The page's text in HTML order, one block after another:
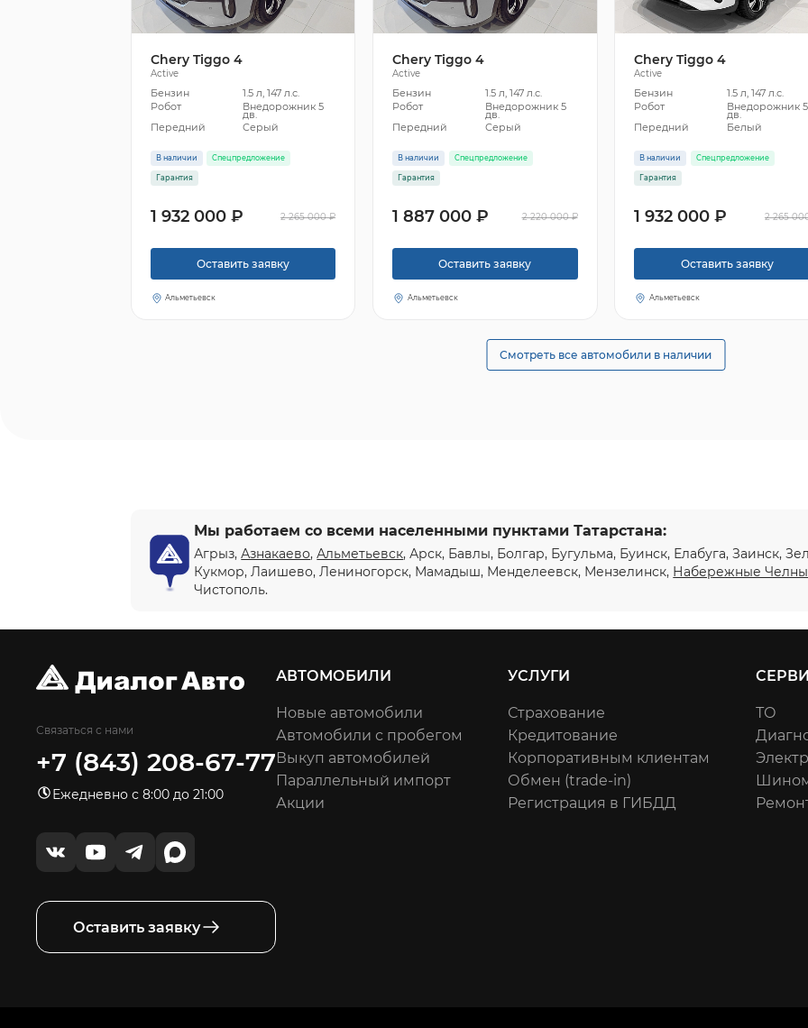
Chery Tiggo 4
Active
Бензин
1.5 л, 147 л.с.
Робот
Внедорожник 5
дв.
Передний
Серый
В наличии Спецпредложение
Гарантия
1 932 000 ₽ 2 265 000 ₽
Оставить заявку
Альметьевск
Chery Tiggo 4
Active
Бензин
1.5 л, 147 л.с.
Робот
Внедорожник 5
дв.
Передний
Серый
В наличии Спецпредложение
Гарантия
1 887 000 ₽ 2 220 000 ₽
Оставить заявку
Альметьевск
Chery Tiggo 4
Active
Бензин
1.5 л, 147 л.с.
Робот
Внедорожник 5
дв.
Передний
Белый
В наличии Спецпредложение
Гарантия
1 932 000 ₽ 2 265
Оставить заявку
Альметьевск
Смотреть все автомобили в наличии
Мы работаем со всеми населенными пунктами Татарстана:
Агрыз,Азнакаево,Альметьевск, Арск, Бавлы, Болгар, Бугульма, Буинск, Елабуга, Заинск,
Кукмор, Лаишево, Лениногорск, Мамадыш, Менделеевск, Мензелинск, Набережные Челны
Чистополь.
Связаться с нами
+7 (843) 208-67-77
Ежедневно с 8:00 до 21:00
Оставить заявку
АВТОМОБИЛИ
Новые автомобили
Автомобили с пробегом
Выкуп автомобилей
Параллельный импорт
Акции
УСЛУГИ
Страхование
Кредитование
Корпоративным клиентам
Обмен (trade-in)
Регистрация в ГИБДД
ТО